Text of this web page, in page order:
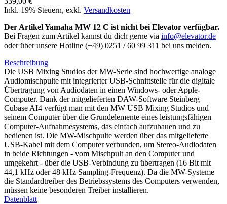
Inkl. 19% Steuern, exkl. Versandkosten
Der Artikel Yamaha MW 12 C ist nicht bei Elevator verfügbar.
Bei Fragen zum Artikel kannst du dich gerne via info@elevator.de
oder über unsere Hotline (+49) 0251 / 60 99 311 bei uns melden.
Beschreibung
Die USB Mixing Studios der MW-Serie sind hochwertige analoge
Audiomischpulte mit integrierter USB-Schnittstelle für die digitale
Übertragung von Audiodaten in einen Windows- oder Apple-
Computer. Dank der mitgelieferten DAW-Software Steinberg
Cubase AI4 verfügt man mit den MW USB Mixing Studios und
seinem Computer über die Grundelemente eines leistungsfähigen
Computer-Aufnahmesystems, das einfach aufzubauen und zu
bedienen ist. Die MW-Mischpulte werden über das mitgelieferte
USB-Kabel mit dem Computer verbunden, um Stereo-Audiodaten
in beide Richtungen - vom Mischpult an den Computer und
umgekehrt - über die USB-Verbindung zu übertragen (16 Bit mit
44,1 kHz oder 48 kHz Sampling-Frequenz). Da die MW-Systeme
die Standardtreiber des Betriebssystems des Computers verwenden,
müssen keine besonderen Treiber installieren.
Datenblatt